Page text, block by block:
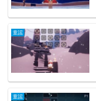
童謡
童謡